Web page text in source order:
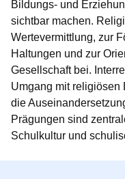
Bildungs- und
sichtbar machen.
Wertevermittlung, zur
Haltungen und zur
Gesellschaft bei.
Umgang mit religiösen
die
Prägungen sind
Schulkultur und